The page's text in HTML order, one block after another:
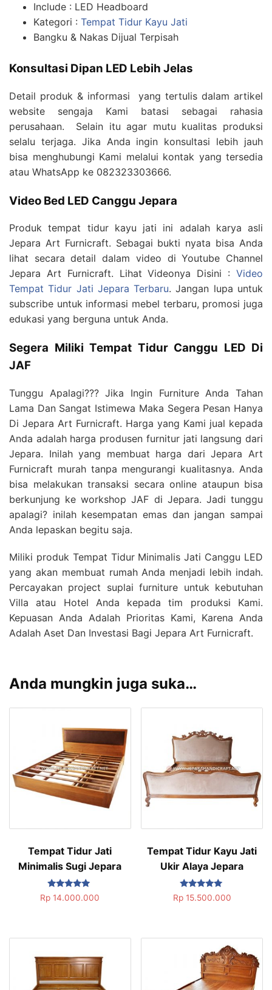
Include : LED Headboard
Kategori : Tempat Tidur Kayu Jati
Bangku & Nakas Dijual Terpisah
Konsultasi Dipan LED Lebih Jelas
Detail produk & informasi yang tertulis dalam artikel
website sengaja Kami batasi sebagai rahasia
perusahaan. Selain itu agar mutu kualitas produksi
selalu terjaga. Jika Anda ingin konsultasi lebih jauh
bisa menghubungi Kami melalui kontak yang tersedia
atau WhatsApp ke 082323303666.
Video Bed LED Canggu Jepara
Produk tempat tidur kayu jati ini adalah karya asli
Jepara Art Furnicraft. Sebagai bukti nyata bisa Anda
lihat secara detail dalam video di Youtube Channel
Jepara Art Furnicraft. Lihat Videonya Disini : Video
Tempat Tidur Jati Jepara Terbaru. Jangan lupa untuk
subscribe untuk informasi mebel terbaru, promosi juga
edukasi yang berguna untuk Anda.
Segera Miliki Tempat Tidur Canggu LED Di
JAF
Tunggu Apalagi??? Jika Ingin Furniture Anda Tahan
Lama Dan Sangat Istimewa Maka Segera Pesan Hanya
Di Jepara Art Furnicraft. Harga yang Kami jual kepada
Anda adalah harga produsen furnitur jati langsung dari
Jepara. Inilah yang membuat harga dari Jepara Art
Furnicraft murah tanpa mengurangi kualitasnya. Anda
bisa melakukan transaksi secara online ataupun bisa
berkunjung ke workshop JAF di Jepara. Jadi tunggu
apalagi? inilah kesempatan emas dan jangan sampai
Anda lepaskan begitu saja.
Miliki produk Tempat Tidur Minimalis Jati Canggu LED
yang akan membuat rumah Anda menjadi lebih indah.
Percayakan project suplai furniture untuk kebutuhan
Villa atau Hotel Anda kepada tim produksi Kami.
Kepuasan Anda Adalah Prioritas Kami, Karena Anda
Adalah Aset Dan Investasi Bagi Jepara Art Furnicraft.
Anda mungkin juga suka…
Tempat Tidur Jati
Minimalis Sugi Jepara
Dinilai
5.00
Rp 14.000.000
Tempat Tidur Kayu Jati
Ukir Alaya Jepara
Dinilai
5.00
Rp15.500.000